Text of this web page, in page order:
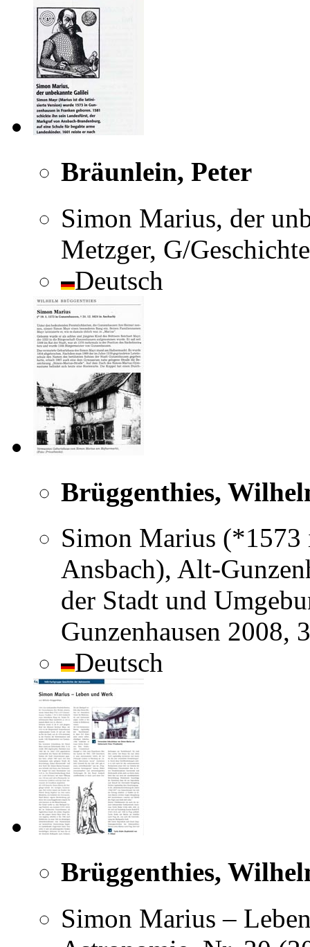
Bräunlein, Peter
Simon Marius, der
Metzger, G/
Deutsch
Brüggenthies,
Simon Marius (*1573
Ansbach), Alt-
der Stadt und
Gunzenhausen 2008,
Deutsch
Brüggenthies,
Simon Marius –